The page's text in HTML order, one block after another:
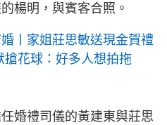
楊明，與賓客合照。
丨家姐莊思敏送現金賀禮
花球：好多人想拍拖
婚禮司儀的黃建東與莊思